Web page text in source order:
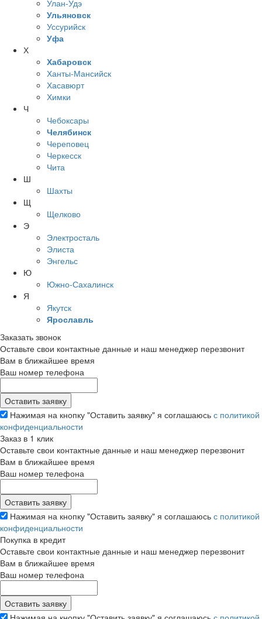
Улан-Удэ
Ульяновск
Уссурийск
Уфа
Х
Хабаровск
Ханты-Мансийск
Хасавюрт
Химки
Ч
Чебоксары
Челябинск
Череповец
Черкесск
Чита
Ш
Шахты
Щ
Щелково
Э
Электросталь
Элиста
Энгельс
Ю
Южно-Сахалинск
Я
Якутск
Ярославль
Заказать звонок
Оставьте свои контактные данные и наш менеджер перезвонит
Вам в ближайшее время
Ваш номер телефона
Нажимая на кнопку "Оставить заявку" я соглашаюсь с политикой
конфиденциальности
Заказ в 1 клик
Оставьте свои контактные данные и наш менеджер перезвонит
Вам в ближайшее время
Ваш номер телефона
Нажимая на кнопку "Оставить заявку" я соглашаюсь с политикой
конфиденциальности
Покупка в кредит
Оставьте свои контактные данные и наш менеджер перезвонит
Вам в ближайшее время
Ваш номер телефона